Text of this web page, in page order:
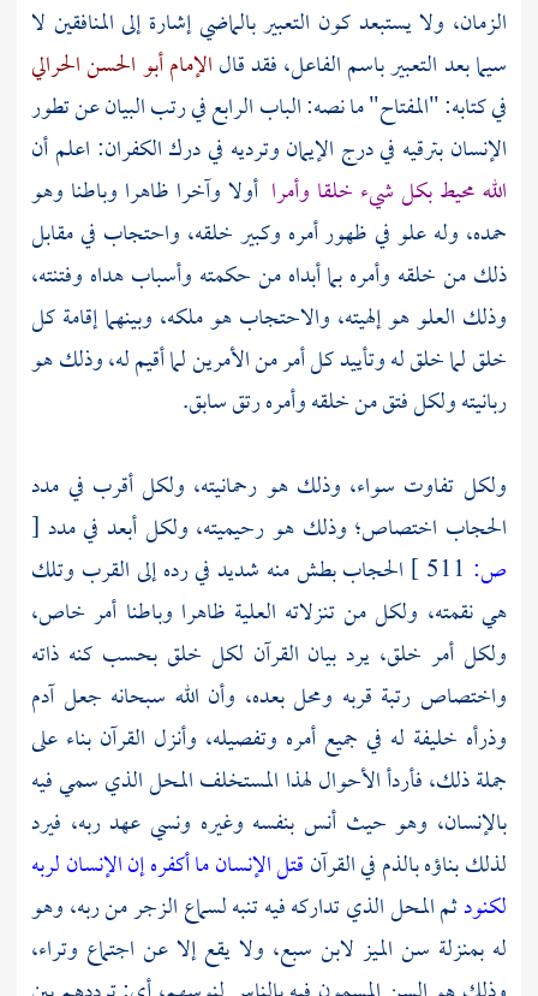
الزمان، ولا يستبعد كون التعبير بالماضي إشارة إلى المنافقين لا
سيما بعد التعبير باسم الفاعل، فقد قالالإمام أبو الحسن الحرالي
في كتابه: "المفتاح" ما نصه: الباب الرابع في رتب البيان عن تطور
الإنسان بترقيه في درج الإيمان وترديه في درك الكفران: اعلم أن
الله محيط بكل شيء خلقا وأمرا أولا وآخرا ظاهرا وباطنا وهو
حمده، وله علو في ظهور أمره وكبير خلقه، واحتجاب في مقابل
ذلك من خلقه وأمره بما أبداه من حكمته وأسباب هداه وفتنته،
وذلك العلو هو إلهيته، والاحتجاب هو ملكه، وبينهما إقامة كل
خلق لما خلق له وتأييد كل أمر من الأمرين لما أقيم له، وذلك هو
ربانيته ولكل فتق من خلقه وأمره رتق سابق.
ولكل تفاوت سواء، وذلك هو رحمانيته، ولكل أقرب في مدد
الحجاب اختصاص؛ وذلك هو رحيميته، ولكل أبعد في مدد [
ص:
الحجاب بطش منه شديد في رده إلى القرب وتلك
هي نقمته، ولكل من تنزلاته العلية ظاهرا وباطنا أمر خاص،
ولكل أمر خلق، يرد بيان القرآن لكل خلق بحسب كنه ذاته
واختصاص رتبة قربه ومحل بعده، وأن الله سبحانه جعلآدم
وذرأه خليفة له في جميع أمره وتفصيله، وأنزل القرآن بناء على
جملة ذلك، فأردأ الأحوال لهذا المستخلف المحل الذي سمي فيه
بالإنسان، وهو حيث أنس بنفسه وغيره ونسي عهد ربه، فيرد
لذلك بناؤه بالذم في القرآنقتل الإنسان ما أكفرهإن الإنسان لربه
لكنودثم المحل الذي تداركه فيه تنبه لسماع الزجر من ربه، وهو
له بمنزلة سن الميز لابن سبع، ولا يقع إلا عن اجتماع وتراء،